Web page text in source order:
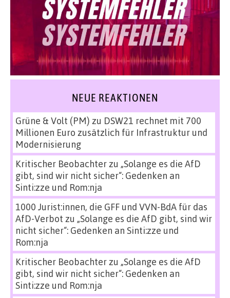
NEUE REAKTIONEN
Grüne & Volt (PM) zu DSW21 rechnet mit 700
Millionen Euro zusätzlich für Infrastruktur und
Modernisierung
Kritischer Beobachterzu „Solange es die AfD
gibt, sind wir nicht sicher“: Gedenken an
Sinti:zze und Rom:nja
1000 Jurist:innen, die GFF und VVN-BdA für das
AfD-Verbot zu „Solange es die AfD gibt, sind wir
nicht sicher“: Gedenken an Sinti:zze und
Rom:nja
Kritischer Beobachterzu „Solange es die AfD
gibt, sind wir nicht sicher“: Gedenken an
Sinti:zze und Rom:nja